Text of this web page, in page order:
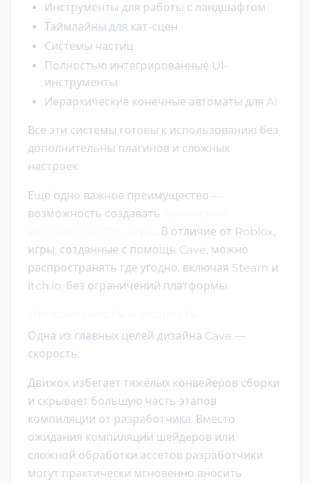
Инструменты для работы с ландшафтом
Таймлайны для кат-сцен
Системы частиц
Полностью интегрированные UI-
инструменты
Иерархические конечные автоматы для AI
Все эти системы готовы к использованию без
дополнительны плагинов и сложных
настроек.
Ещё одно важное преимущество —
возможность создавать
. В отличие от Roblox,
игры, созданные с помощь Cave, можно
распространять где угодно, включая Steam и
itch.io, без ограничений платформы.
Одна из главных целей дизайна Cave —
скорость.
Движок избегает тяжёлых конвейеров сборки
и скрывает большую часть этапов
компиляции от разработчика. Вместо
ожидания компиляции шейдеров или
сложной обработки ассетов разработчики
могут практически мгновенно вносить